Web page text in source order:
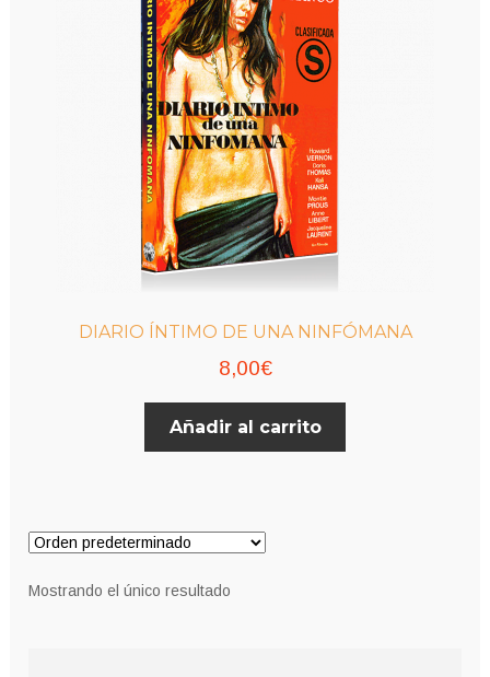
DIARIO ÍNTIMO DE UNA NINFÓMANA
8,00€
Añadir al carrito
Mostrando el único resultado